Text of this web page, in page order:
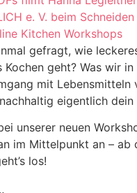
gefragt, wie
geht? Was wir
mit Lebensmitteln
eigentlich dein
unserer neuen
im Mittelpunkt an – ab
los!